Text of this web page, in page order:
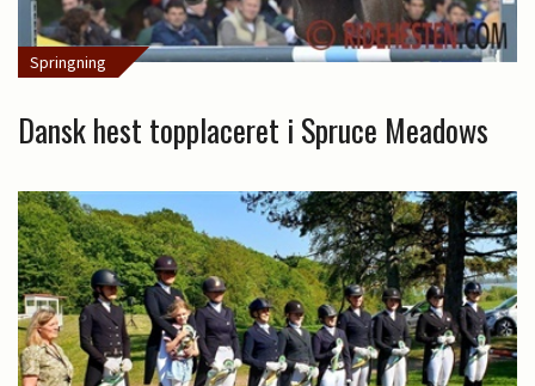
Springning
Dansk hest topplaceret i Spruce Meadows